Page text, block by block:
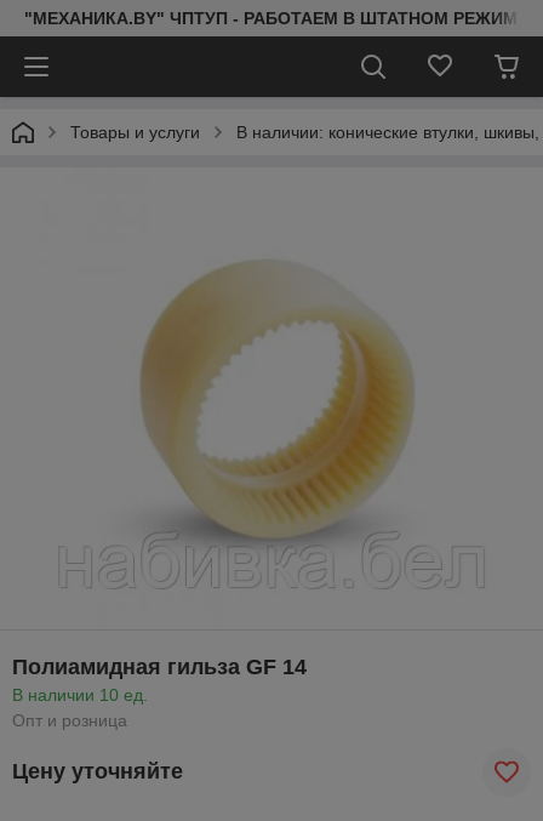
"МЕХАНИКА.BY" ЧПТУП - РАБОТАЕМ В ШТАТНОМ РЕЖИМЕ
Товары и услуги В наличии: конические втулки,
Полиамидная гильза GF 14
В наличии 10 ед.
Опт и розница
Цену уточняйте